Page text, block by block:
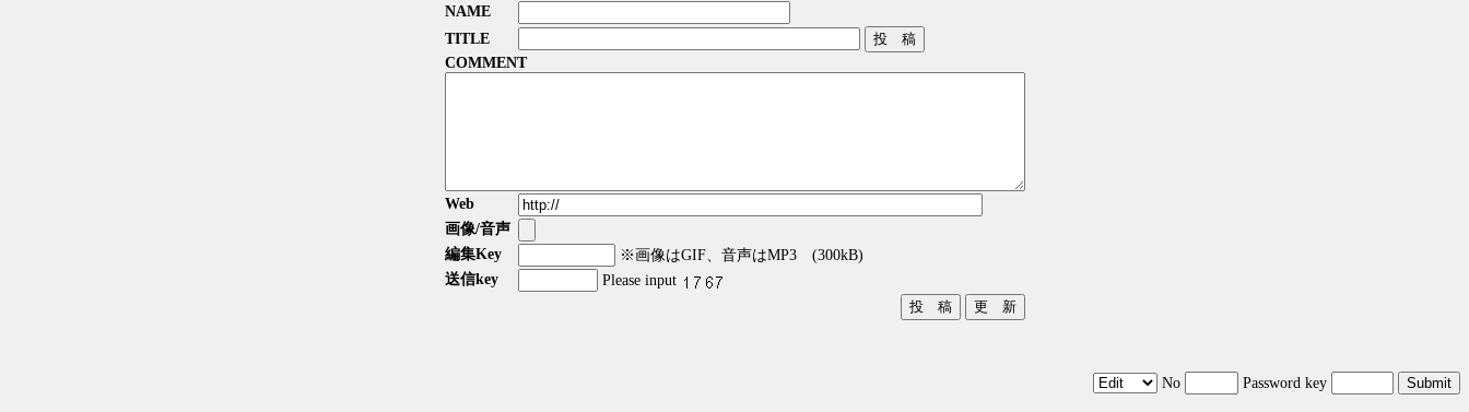
NAME
TITLE
COMMENT
Web
画像/音声
編集Key
※画像はGIF、音声はMP3 (300kB)
送信key
Please input
No Password key